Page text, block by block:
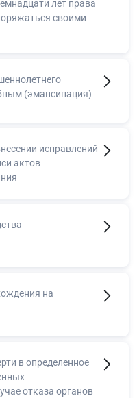
лет права
своими
(эмансипация)
исправлений
актов
на
в определенное
отказа органов